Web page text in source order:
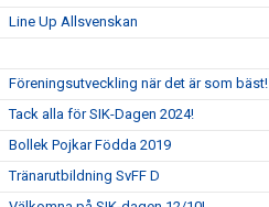
Line Up Allsvenskan
Föreningsutveckling när det är som bäst!
Tack alla för SIK-Dagen 2024!
Bollek Pojkar Födda 2019
Tränarutbildning SvFF D